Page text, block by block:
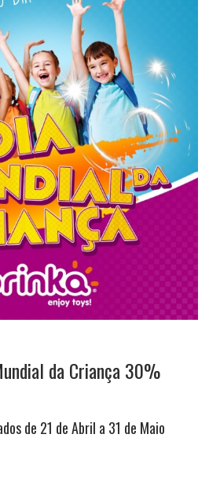
da Criança 30%
de 21 de Abril a 31 de Maio